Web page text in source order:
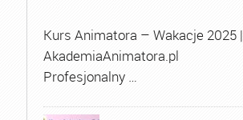
Kurs Animatora – Wakacje 2025 |
AkademiaAnimatora.pl
Profesjonalny …